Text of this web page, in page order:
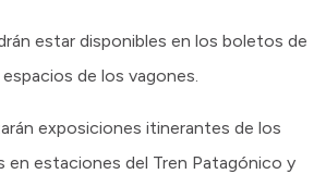
estar disponibles en los boletos de
de los vagones.
exposiciones itinerantes de los
en estaciones del Tren Patagónico y